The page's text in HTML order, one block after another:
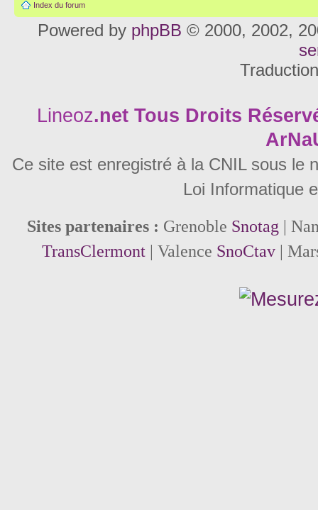
Index du forum
Powered by phpBB © 2000, 2002,
Lineoz.net Tous Droits
Ce site est enregistré à la CNIL sous le
Loi Informatique
Sites partenaires : Grenoble Snotag |
TransClermont| Valence SnoCtav|